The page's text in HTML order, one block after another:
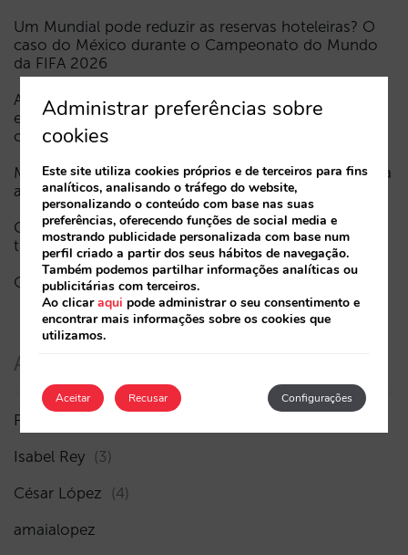
Um Mundial pode reduzir as reservas hoteleiras? O
caso do México durante o Campeonato do Mundo
da FIFA 2026
A Sarai incorpora o multi-room: reservas complexas
e procura de elevado valor, agora também em
conversação
Menos campanhas, mais inteligentes: manual IA para
atualizar o marketing digital do seu hotel (parte 1)
Como aparece um hotel nos assistentes de IA: as
três camadas de visibilidade
O fim da era “Book on Metasearch”
Autores
Pablo Delgado
Isabel Rey (3)
César López (4)
amaialopez
Administrar preferências sobre
cookies
Este site utiliza cookies próprios e de terceiros para fins
analíticos, analisando o tráfego do website,
personalizando o conteúdo com base nas suas
preferências, oferecendo funções de social media e
mostrando publicidade personalizada com base num
perfil criado a partir dos seus hábitos de navegação.
Também podemos partilhar informações analíticas ou
publicitárias com terceiros.
Ao clicaraqui pode administrar o seu consentimento e
encontrar mais informações sobre os cookies que
utilizamos.
Aceitar Configurações
Recusar